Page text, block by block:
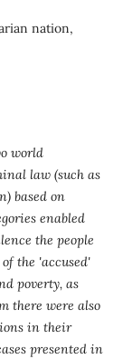
nation,
world
law (such as
based on
enabled
the people
the 'accused'
poverty, as
there were also
in their
presented in